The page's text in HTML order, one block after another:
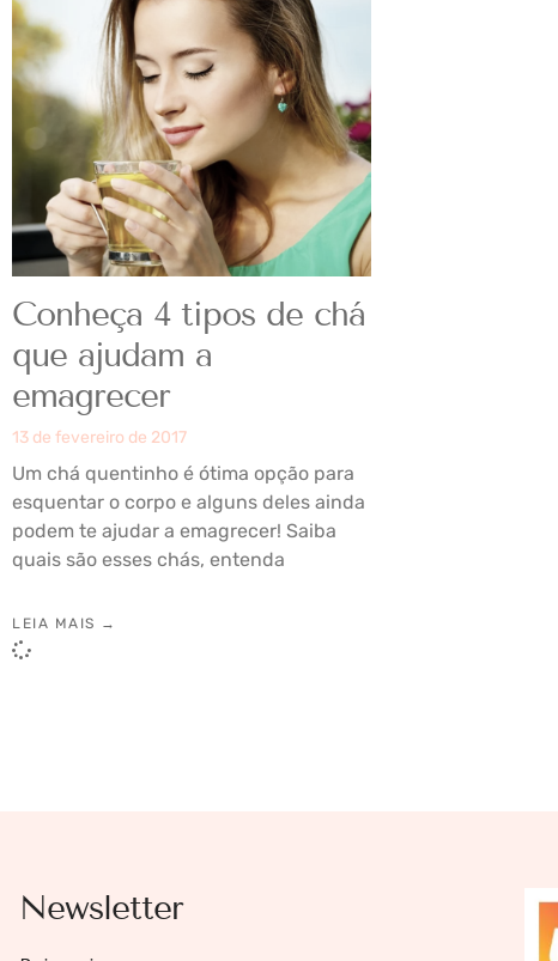
Conheça 4 tipos de chá
que ajudam a
emagrecer
13 de fevereiro de 2017
Um chá quentinho é ótima opção para
esquentar o corpo e alguns deles ainda
podem te ajudar a emagrecer! Saiba
quais são esses chás, entenda
LEIA MAIS →
Newsletter